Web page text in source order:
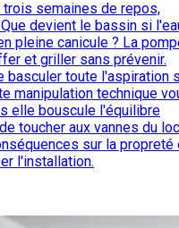
semaines de repos,
devient le bassin si
pleine canicule ? La
et griller sans prévenir.
basculer toute l'aspiration
manipulation technique
elle bouscule l'équilibre
toucher aux vannes du
sur la propreté
l'installation.